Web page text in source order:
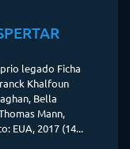
legado Ficha
Khalfoun
Bella
Mann,
EUA, 2017 (14...